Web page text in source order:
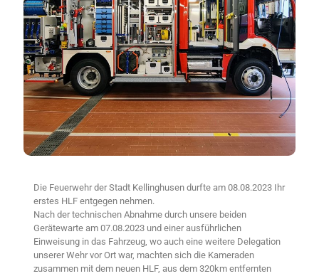
Die Feuerwehr der Stadt Kellinghusen durfte am 08.08.2023 Ihr
erstes HLF entgegen nehmen.
Nach der technischen Abnahme durch unsere beiden
Gerätewarte am 07.08.2023 und einer ausführlichen
Einweisung in das Fahrzeug, wo auch eine weitere Delegation
unserer Wehr vor Ort war, machten sich die Kameraden
zusammen mit dem neuen HLF, aus dem 320km entfernten